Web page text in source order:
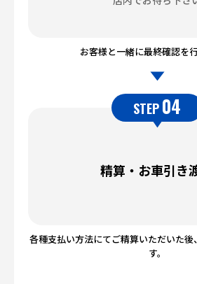
お客様と一緒に最終確認を行
STEP04
精算・お車引き
各種支払い方法にてご精算いただいた後
す。